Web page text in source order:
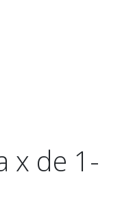
x de 1-